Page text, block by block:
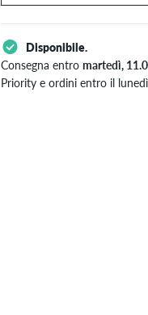
Disponibile.
Consegna entromartedì,
Priority e ordini entro il